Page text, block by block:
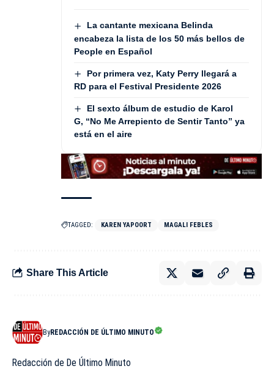
La cantante mexicana Belinda
encabeza la lista de los 50 más bellos de
People en Español
Por primera vez, Katy Perry llegará a
RD para el Festival Presidente 2026
El sexto álbum de estudio de Karol
G, “No Me Arrepiento de Sentir Tanto” ya
está en el aire
TAGGED: KAREN YAPOORT MAGALI FEBLES
Share This Article
ByREDACCIÓN DE ÚLTIMO MINUTO
Redacción de De Último Minuto